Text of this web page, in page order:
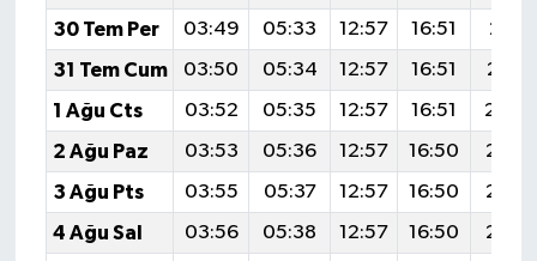
30 Tem Per
03:49 05:33 12:57 16:51
20:11
31 Tem Cum
03:50 05:34 12:57 16:51
1 Ağu Cts
03:52 05:35 12:57 16:51
2 Ağu Paz
03:53 05:36 12:57 16:50
3 Ağu Pts
03:55 05:37 12:57 16:50
4 Ağu Sal
03:56 05:38 12:57 16:50